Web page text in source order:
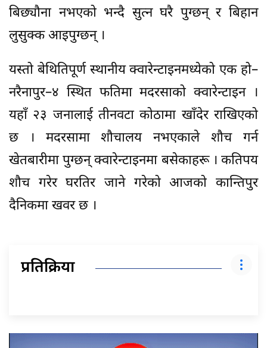
बिछ्यौना नभएको भन्दै सुत्न घरै पुग्छन् र बिहान
लुसुक्क आइपुग्छन् ।
यस्तो बेथितिपूर्ण स्थानीय क्वारेन्टाइनमध्येको एक हो–
नरैनापुर–४ स्थित फतिमा मदरसाको क्वारेन्टाइन ।
यहाँ २३ जनालाई तीनवटा कोठामा खाँदेर राखिएको
छ । मदरसामा शौचालय नभएकाले शौच गर्न
खेतबारीमा पुग्छन् क्वारेन्टाइनमा बसेकाहरू । कतिपय
शौच गरेर घरतिर जाने गरेको आजको कान्तिपुर
दैनिकमा खवर छ ।
प्रतिक्रिया